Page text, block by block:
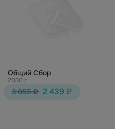
Общий Сбор
2030 г
3 055 ₽ 2 439 ₽